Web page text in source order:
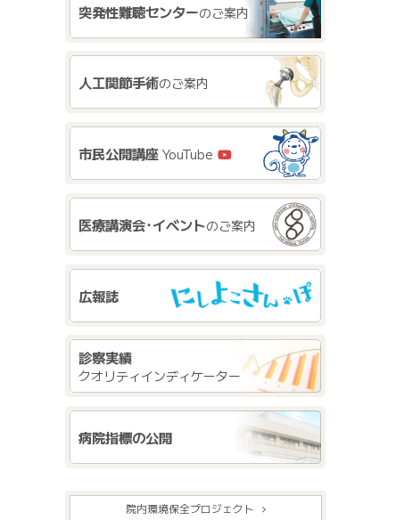
突発性難聴センターのご案内
人工関節手術のご案内
市民公開講座 YouTube
医療講演会･イベントのご案内
広報誌
診察実績
クオリティインディケーター
病院指標の公開
院内環境保全プロジェクト